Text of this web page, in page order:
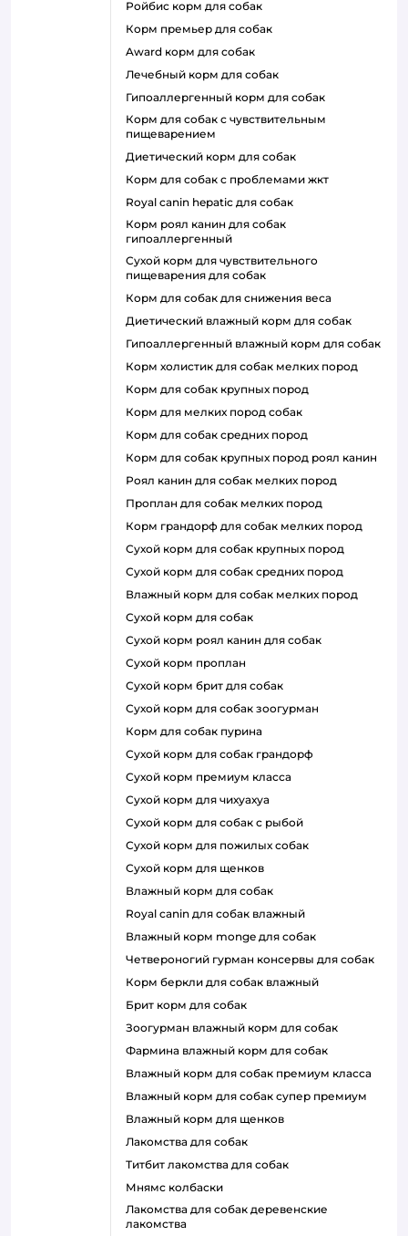
ройбис корм для собак
корм премьер для собак
award корм для собак
лечебный корм для собак
гипоаллергенный корм для собак
корм для собак с чувствительным
пищеварением
диетический корм для собак
корм для собак с проблемами жкт
royal canin hepatic для собак
корм роял канин для собак
гипоаллергенный
сухой корм для чувствительного
пищеварения для собак
корм для собак для снижения веса
диетический влажный корм для собак
гипоаллергенный влажный корм для собак
корм холистик для собак мелких пород
корм для собак крупных пород
корм для мелких пород собак
корм для собак средних пород
корм для собак крупных пород роял канин
роял канин для собак мелких пород
проплан для собак мелких пород
корм грандорф для собак мелких пород
сухой корм для собак крупных пород
сухой корм для собак средних пород
влажный корм для собак мелких пород
сухой корм для собак
сухой корм роял канин для собак
сухой корм проплан
сухой корм брит для собак
сухой корм для собак зоогурман
корм для собак пурина
сухой корм для собак грандорф
сухой корм премиум класса
сухой корм для чихуахуа
сухой корм для собак с рыбой
сухой корм для пожилых собак
сухой корм для щенков
влажный корм для собак
royal canin для собак влажный
влажный корм monge для собак
четвероногий гурман консервы для собак
корм беркли для собак влажный
брит корм для собак
зоогурман влажный корм для собак
фармина влажный корм для собак
влажный корм для собак премиум класса
влажный корм для собак супер премиум
влажный корм для щенков
лакомства для собак
титбит лакомства для собак
мнямс колбаски
лакомства для собак деревенские
лакомства